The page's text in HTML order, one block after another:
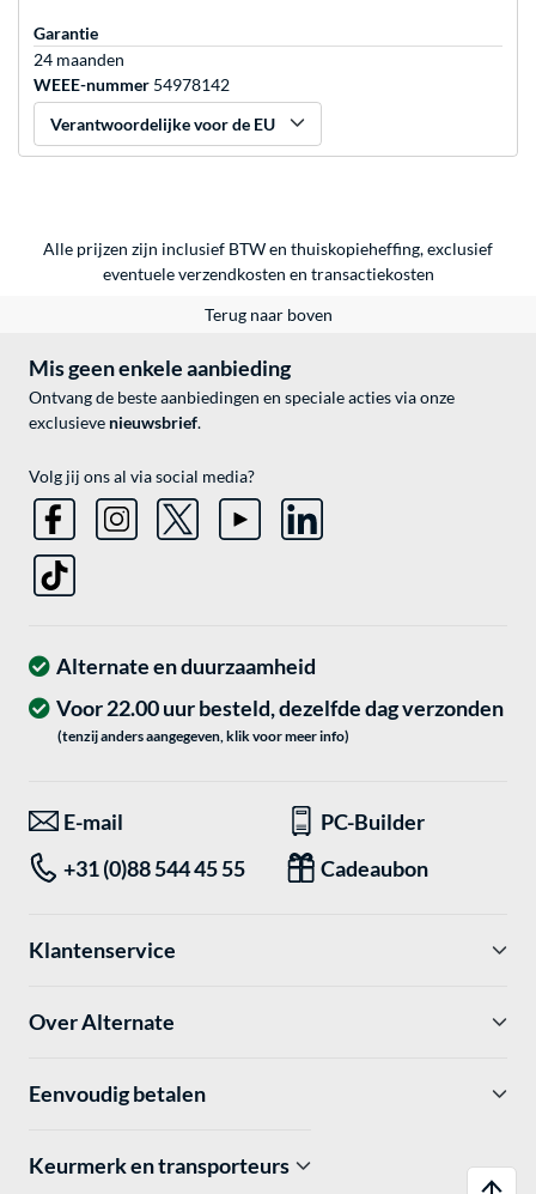
Garantie
24 maanden
WEEE-nummer 54978142
Verantwoordelijke voor de EU
Alle prijzen zijn inclusief BTW en thuiskopieheffing, exclusief
eventueleverzendkosten en transactiekosten
Terug naar boven
Mis geen enkele aanbieding
Ontvang de beste aanbiedingen en speciale acties via onze
exclusieve nieuwsbrief.
Volg jij ons al via social media?
Alternate en duurzaamheid
Voor 22.00 uur besteld, dezelfde dag verzonden
(tenzij anders aangegeven, klik voor meer info)
E-mail
PC-Builder
+31 (0)88 544 45 55
Cadeaubon
Klantenservice
Over Alternate
Eenvoudig betalen
Keurmerk en transporteurs